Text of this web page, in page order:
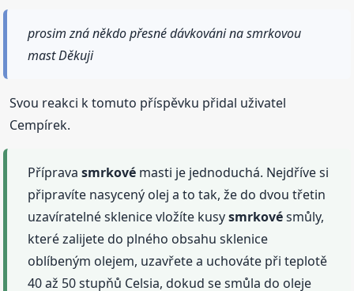
prosim zná někdo přesné dávkováni na smrkovou
mast Děkuji
Svou reakci k tomuto příspěvku přidal uživatel
Cempírek.
Přípravasmrkové masti je jednoduchá. Nejdříve si
připravíte nasycený olej a to tak, že do dvou třetin
uzavíratelné sklenice vložíte kusysmrkovésmůly,
které zalijete do plného obsahu sklenice
oblíbeným olejem, uzavřete a uchováte při teplotě
40 až 50 stupňů Celsia, dokud se smůla do oleje